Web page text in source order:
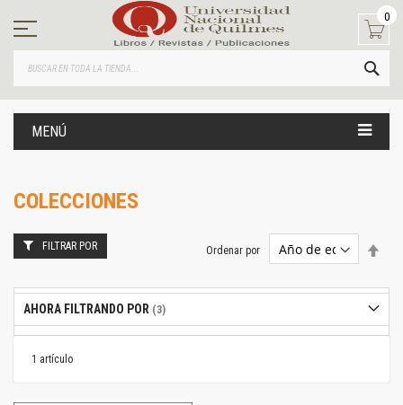
contenido
0
MENÚ
COLECCIONES
1 artículo
Ordenar por
FILTRAR POR
AHORA FILTRANDO POR